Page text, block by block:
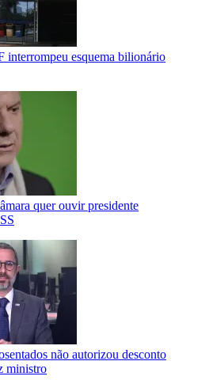
interrompeu esquema bilionário
quer ouvir presidente
não autorizou desconto
ministro